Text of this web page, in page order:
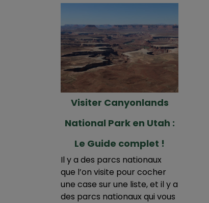
Visiter Canyonlands
National Park en Utah :
Le Guide complet !
Il y a des parcs nationaux
que l’on visite pour cocher
une case sur une liste, et il y a
des parcs nationaux qui vous